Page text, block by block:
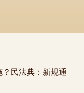
民法典：新规通